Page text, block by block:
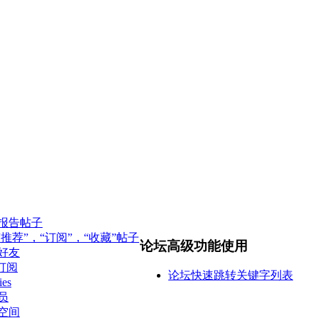
告帖子
荐”，“订阅”，“收藏”帖子
友
阅
间
论坛高级功能使用
论坛快速跳转关键字列表